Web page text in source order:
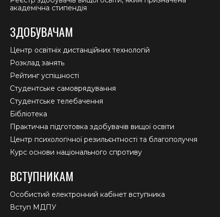
академічна стипендія
ЗДОБУВАЧАМ
Центр освітніх дистанційних технологій
Розклад занять
Рейтинг успішності
Студентське самоврядування
Студентське телебачення
Бібліотека
Практична підготовка здобувачів вищої освіти
Центр психологічної резильєнтності та благополуччя
Курс основи національного спротиву
ВСТУПНИКАМ
Особистий електронний кабінет вступника
Вступ МДПУ